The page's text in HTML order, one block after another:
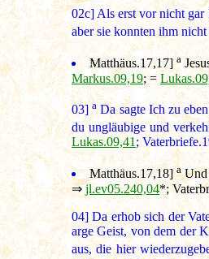
02c] Als erst vor nicht
aber sie konnten ihm
Matthäus.17,17] a
Markus.09,19; =
03] a Da sagte Ich zu
du ungläubige und
Lukas.09,41;
Matthäus.17,18]aUnd
⇒jl.ev05.240,04*;
04] Da erhob sich der
arge Geist, von dem der
aus, die hier